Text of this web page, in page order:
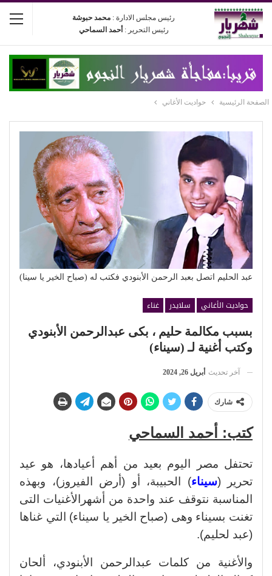
رئيس مجلس الادارة : محمد حبوشة
رئيس التحرير : أحمد السماحي
الصفحة الرئيسية حواديت الأغاني
عبد الحليم اتصل بعبد الرحمن الأبنودي فكتب له (صباح الخير يا سينا)
حواديت الأغاني سلايدر
غناء
بسبب مكالمة حليم ، بكى عبدالرحمن الأبنودي
وكتب أغنية لـ (سيناء)
آخر تحديث أبريل 26, 2024
شارك
كتب: أحمد السماحي
تحتفل مصر اليوم بعيد من أهم أعيادها، هو عيد
تحرير (سيناء) الحبيبة، أو (أرض الفيروز)، وبهذه
المناسبة نتوقف عند واحدة من أشهرالأغنيات التى
تغنت بسيناء وهى (صباح الخير يا سيناء) التي غناها
(عبد لحليم).
والأغنية من كلمات عبدالرحمن الأبنودي، ألحان